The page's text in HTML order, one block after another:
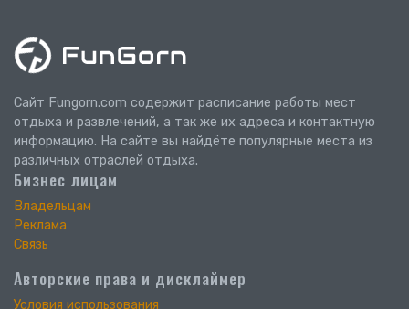
Сайт Fungorn.com содержит расписание работы мест
отдыха и развлечений, а так же их адреса и контактную
информацию. На сайте вы найдёте популярные места из
различных отраслей отдыха.
Бизнес лицам
Владельцам
Реклама
Связь
Авторские права и дисклаймер
Условия использования